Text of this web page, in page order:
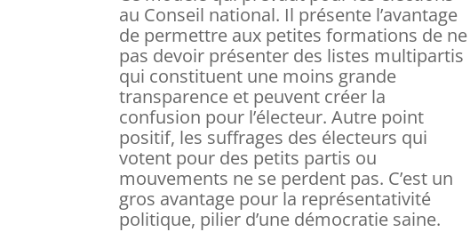
au Conseil national. Il présente l’avantage
de permettre aux petites formations de ne
pas devoir présenter des listes multipartis
qui constituent une moins grande
transparence et peuvent créer la
confusion pour l’électeur. Autre point
positif, les suffrages des électeurs qui
votent pour des petits partis ou
mouvements ne se perdent pas. C’est un
gros avantage pour la représentativité
politique, pilier d’une démocratie saine.